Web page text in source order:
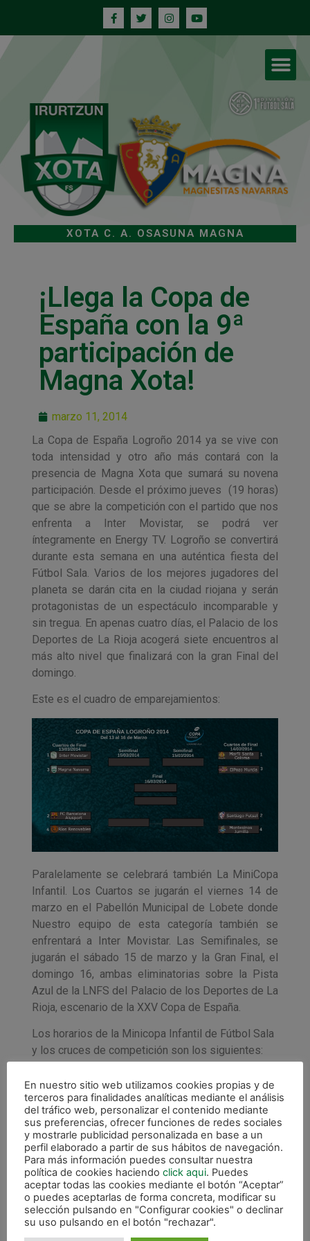
XOTA C. A. OSASUNA MAGNA
¡Llega la Copa de
España con la 9ª
participación de
Magna Xota!
marzo 11, 2014
La Copa de España Logroño 2014 ya se vive con
toda intensidad y otro año más contará con la
presencia de Magna Xota que sumará su novena
participación. Desde el próximo jueves (19 horas)
que se abre la competición con el partido que nos
enfrenta a Inter Movistar, se podrá ver
íntegramente en Energy TV. Logroño se convertirá
durante esta semana en una auténtica fiesta del
Fútbol Sala. Varios de los mejores jugadores del
planeta se darán cita en la ciudad riojana y serán
protagonistas de un espectáculo incomparable y
sin tregua. En apenas cuatro días, el Palacio de los
Deportes de La Rioja acogerá siete encuentros al
más alto nivel que finalizará con la gran Final del
domingo.
Este es el cuadro de emparejamientos:
Paralelamente se celebrará también La MiniCopa
Infantil. Los Cuartos se jugarán el viernes 14 de
marzo en el Pabellón Municipal de Lobete donde
Nuestro equipo de esta categoría también se
enfrentará a Inter Movistar. Las Semifinales, se
jugarán el sábado 15 de marzo y la Gran Final, el
domingo 16, ambas eliminatorias sobre la Pista
Azul de la LNFS del Palacio de los Deportes de La
Rioja, escenario de la XXV Copa de España.
Los horarios de la Minicopa Infantil de Fútbol Sala
y los cruces de competición son los siguientes:
Centro Deportivo Municipal de Lobete
10:30h. Inter Movistar – Magna Navarra (A)
12:30h. FC Barcelona Alusport – Ríos Renovables
(B)
Polideportivo Municipal Juan Yagüe
10:30h. Santiago Futsal – Montesinos Jumilla
(C)
12:30h. Marfil Santa Coloma – ElPozo Murcia
En nuestro sitio web utilizamos cookies propias y de
terceros para finalidades analíticas mediante el análisis
del tráfico web, personalizar el contenido mediante
sus preferencias, ofrecer funciones de redes sociales
y mostrarle publicidad personalizada en base a un
perfil elaborado a partir de sus hábitos de navegación.
Para más información puedes consultar nuestra
política de cookies haciendo click aqui. Puedes
aceptar todas las cookies mediante el botón “Aceptar”
o puedes aceptarlas de forma concreta, modificar su
selección pulsando en "Configurar cookies" o declinar
su uso pulsando en el botón "rechazar".